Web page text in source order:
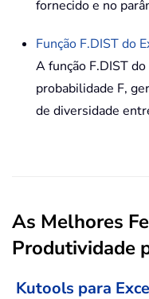
fornecido e no
Função F.DISTdo
A função F.DIST
probabilidade F,
de diversidade
As Melhores
Produtividade
Kutools para